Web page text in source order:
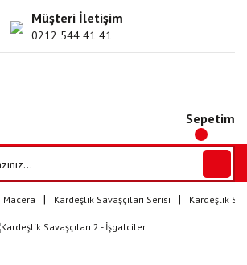
Müşteri İletişim
0212 544 41 41
Sepetim
Macera Kardeşlik Savaşçıları Serisi Kardeşlik